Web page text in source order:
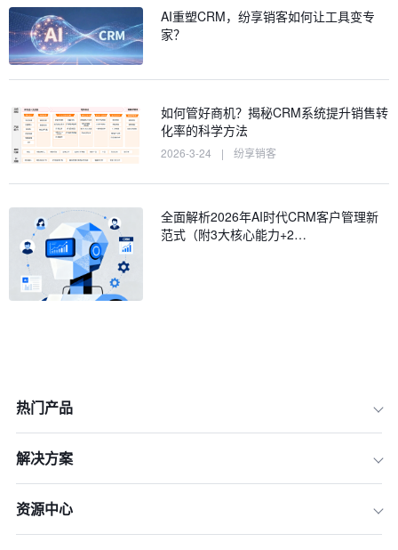
AI重塑CRM，纷享销客如何让工具变专
家？
如何管好商机？揭秘CRM系统提升销售转
化率的科学方法
2026-3-24 | 纷享销客
全面解析2026年AI时代CRM客户管理新
范式（附3大核心能力+2…
热门产品
解决方案
资源中心